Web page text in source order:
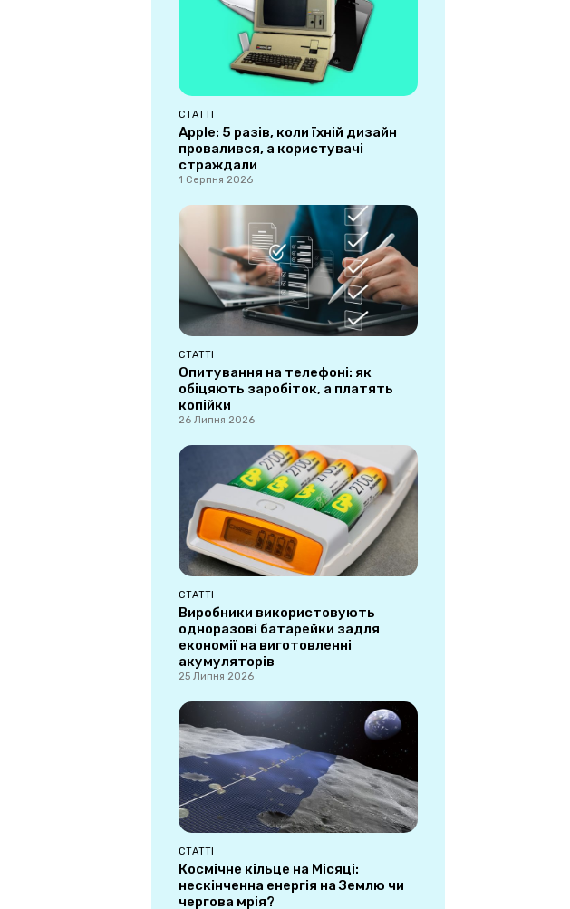
СТАТТІ
Apple: 5 разів, коли їхній дизайн
провалився, а користувачі
страждали
1 Серпня 2026
СТАТТІ
Опитування на телефоні: як
обіцяють заробіток, а платять
копійки
26 Липня 2026
СТАТТІ
Виробники використовують
одноразові батарейки задля
економії на виготовленні
акумуляторів
25 Липня 2026
СТАТТІ
Космічне кільце на Місяці:
нескінченна енергія на Землю чи
чергова мрія?